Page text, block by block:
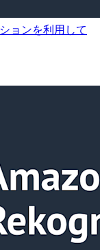
ョンを利用して